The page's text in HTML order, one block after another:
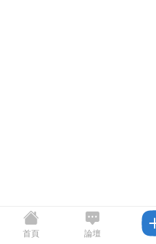
首頁 論壇